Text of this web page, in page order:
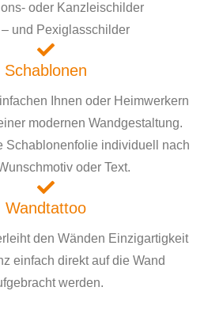
oder Kanzleischilder
– und Pexiglasschilder
Schablonen
Ihnen oder Heimwerkern
modernen Wandgestaltung.
Schablonenfolie individuell nach
oder Text.
Wandtattoo
den Wänden Einzigartigkeit
einfach direkt auf die Wand
werden.